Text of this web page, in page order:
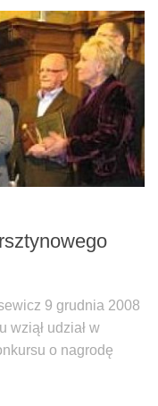
9 grudnia 2008
wziął udział w
o nagrodę